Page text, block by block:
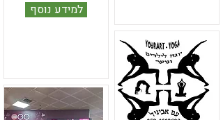
למידע נוסף